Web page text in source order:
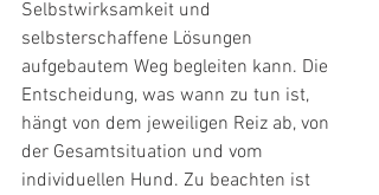
Selbstwirksamkeit und
selbsterschaffene Lösungen
aufgebautem Weg begleiten kann. Die
Entscheidung, was wann zu tun ist,
hängt von dem jeweiligen Reiz ab, von
der Gesamtsituation und vom
individuellen Hund. Zu beachten ist